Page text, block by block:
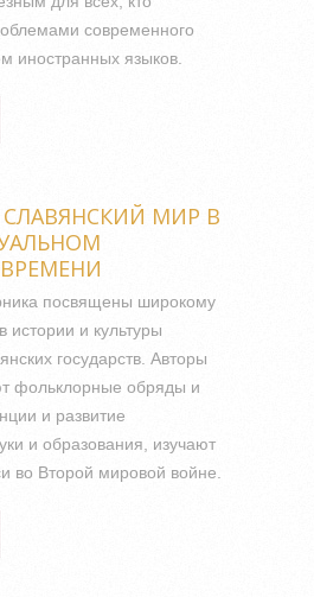
современного
иностранных языков.
СЛАВЯНСКИЙ МИР В
посвящены широкому
истории и культуры
государств. Авторы
фольклорные обряды и
и развитие
и образования, изучают
во Второй мировой войне.
В